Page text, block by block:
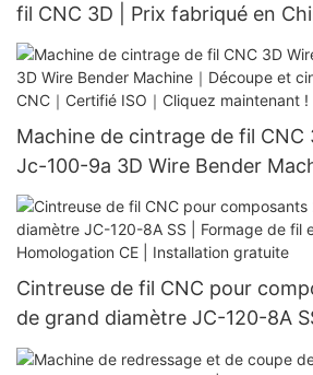
fil CNC 3D | Prix fabriqué en
40 % d'énergie !
Machine de cintrage de fil CNC
Jc-100-9a 3D Wire Bender
cintrage automatiques CNC｜
Cliquez maintenant !
Cintreuse de fil CNC pour
de grand diamètre JC-120-8A
en acier inoxydable |